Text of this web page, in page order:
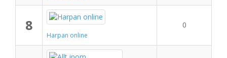
8
Harpan online
0